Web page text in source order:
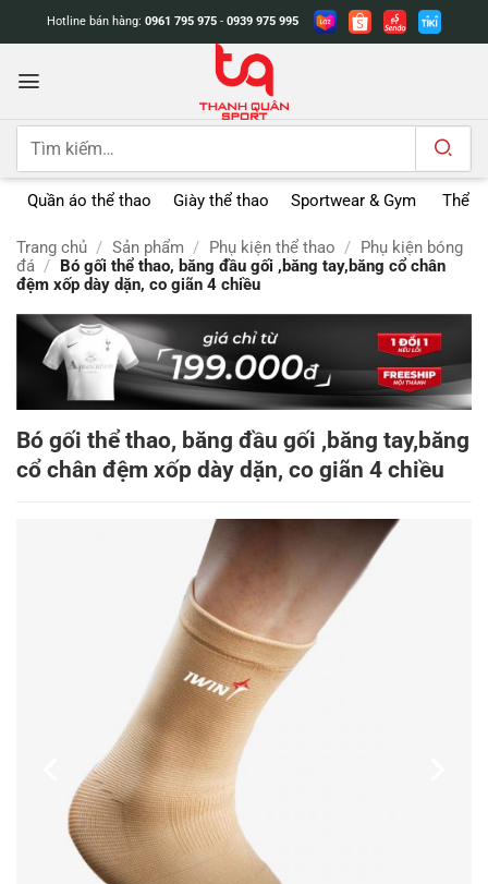
dung
Hotline bán hàng: 0961 795 975 - 0939 975 995
Tìm
Quần áo thể thao Giày thể thao Sportwear & Gym Thể
Trang chủ / Sản phẩm / Phụ kiện thể thao /
Phụ kiện bóng
đá /
Bó gối thể thao, băng đầu gối ,băng tay,băng cổ chân
đệm xốp dày dặn, co giãn 4 chiều
Bó gối thể thao, băng đầu gối ,băng tay,băng
cổ chân đệm xốp dày dặn, co giãn 4 chiều